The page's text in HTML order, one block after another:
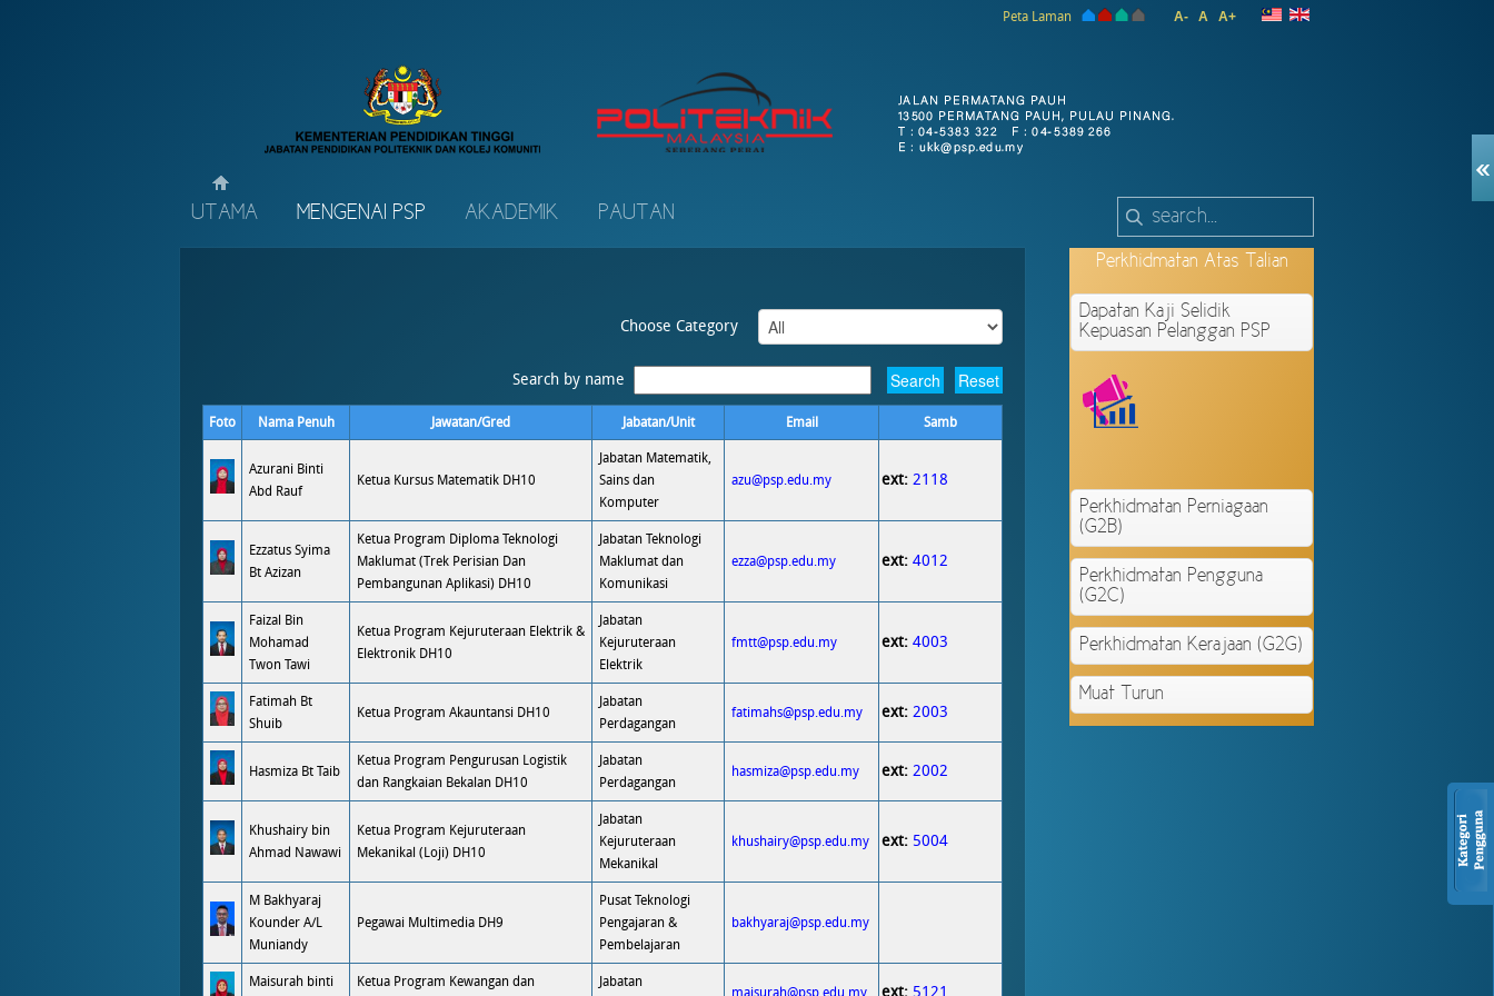
A- A A+
Peta Laman
UTAMA MENGENAI PSP AKADEMIK PAUTAN
Choose Category
Search by name
Foto Nama Penuh Jawatan/Gred Jabatan/Unit Email Samb
Azurani Binti
Abd Rauf
Ketua Kursus Matematik DH10
Jabatan Matematik,
Sains dan
Komputer
azu@psp.edu.my ext: 2118
Ezzatus Syima
Bt Azizan
Ketua Program Diploma Teknologi
Maklumat (Trek Perisian Dan
Pembangunan Aplikasi) DH10
Jabatan Teknologi
Maklumat dan
Komunikasi
ezza@psp.edu.my ext: 4012
Faizal Bin
Mohamad
Twon Tawi
Ketua Program Kejuruteraan Elektrik &
Elektronik DH10
Jabatan
Kejuruteraan
Elektrik
fmtt@psp.edu.my ext: 4003
Fatimah Bt
Shuib
Ketua Program Akauntansi DH10
Jabatan
Perdagangan
fatimahs@psp.edu.my ext: 2003
Hasmiza Bt Taib
Ketua Program Pengurusan Logistik
dan Rangkaian Bekalan DH10
Jabatan
Perdagangan
hasmiza@psp.edu.my ext: 2002
Khushairy bin
Ahmad Nawawi
Ketua Program Kejuruteraan
Mekanikal (Loji) DH10
Jabatan
Kejuruteraan
Mekanikal
khushairy@psp.edu.my ext: 5004
M Bakhyaraj
Kounder A/L
Muniandy
Pegawai Multimedia DH9
Pusat Teknologi
Pengajaran &
Pembelajaran
bakhyaraj@psp.edu.my
Maisurah binti Ketua Program Kewangan dan Jabatan
maisurah@psp.edu.my ext: 5121
Perkhidmatan Atas Talian
Dapatan Kaji Selidik
Kepuasan Pelanggan PSP
Perkhidmatan Perniagaan
(G2B)
Perkhidmatan Pengguna
(G2C)
Perkhidmatan Kerajaan (G2G)
Muat Turun